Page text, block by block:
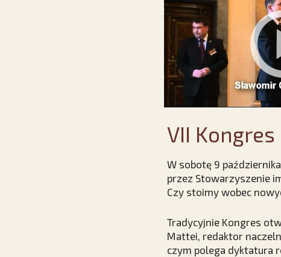
VII
W sobotę 9
przez Stowarzyszenie
Czy stoimy wobec
Tradycyjnie Kongres
Mattei, redaktor
czym polega dyktatura